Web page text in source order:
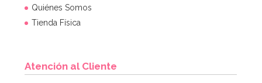
Quiénes Somos
Tienda Física
Atención al Cliente